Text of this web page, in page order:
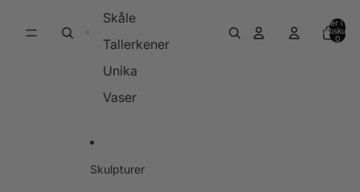
Skåle
Tallerkener
Unika
Vaser
Skulpturer
Varer i alt i
0